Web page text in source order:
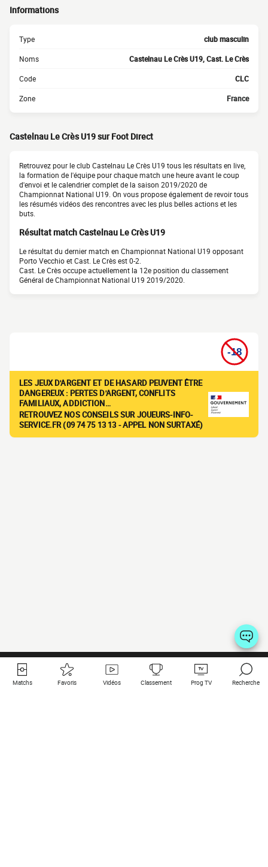
Informations
Type club masculin
Noms Castelnau Le Crès U19, Cast. Le Crès
Code CLC
Zone France
Castelnau Le Crès U19 sur Foot Direct
Retrouvez pour le club Castelnau Le Crès U19 tous les résultats en live,
la formation de l'équipe pour chaque match une heure avant le coup
d'envoi et le calendrier complet de la saison 2019/2020 de
Championnat National U19. On vous propose également de revoir tous
les résumés vidéos des rencontres avec les plus belles actions et les
buts.
Résultat match Castelnau Le Crès U19
Le résultat du dernier match en Championnat National U19 opposant
Porto Vecchio et Cast. Le Crès est 0-2.
Cast. Le Crès occupe actuellement la 12e position du classement
Général de Championnat National U19 2019/2020.
LES JEUX D'ARGENT ET DE HASARD PEUVENT ÊTRE
DANGEREUX : PERTES D'ARGENT, CONFLITS
FAMILIAUX, ADDICTION…
RETROUVEZ NOS CONSEILS SUR JOUEURS-INFO-
SERVICE.FR (09 74 75 13 13 - APPEL NON SURTAXÉ)
Matchs Favoris Vidéos Classement Prog TV Recherche